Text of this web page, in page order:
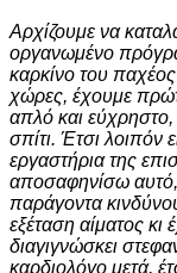
Αρχίζουμε να
οργανωμένο
καρκίνο του
χώρες, έχουμε
απλό και εύχρηστο,
σπίτι. Έτσι λοιπόν
εργαστήρια της
αποσαφηνίσω αυτό,
παράγοντα
εξέταση αίματος
διαγιγνώσκει
καρδιολόγο μετά,